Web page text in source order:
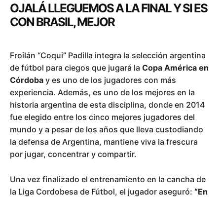
OJALÁ LLEGUEMOS A LA FINAL Y SI ES
CON BRASIL, MEJOR
Froilán “Coqui” Padilla integra la selección argentina
de fútbol para ciegos que jugará la Copa América en
Córdoba y es uno de los jugadores con más
experiencia. Además, es uno de los mejores en la
historia argentina de esta disciplina, donde en 2014
fue elegido entre los cinco mejores jugadores del
mundo y a pesar de los años que lleva custodiando
la defensa de Argentina, mantiene viva la frescura
por jugar, concentrar y compartir.
Una vez finalizado el entrenamiento en la cancha de
la Liga Cordobesa de Fútbol, el jugador aseguró: “En